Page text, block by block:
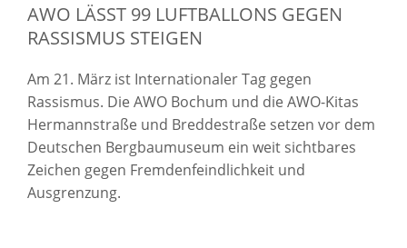
AWO LÄSST 99 LUFTBALLONS GEGEN
RASSISMUS STEIGEN
Am 21. März ist Internationaler Tag gegen
Rassismus. Die AWO Bochum und die AWO-Kitas
Hermannstraße und Breddestraße setzen vor dem
Deutschen Bergbaumuseum ein weit sichtbares
Zeichen gegen Fremdenfeindlichkeit und
Ausgrenzung.